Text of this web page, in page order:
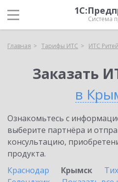
Система
Главная Тарифы ИТС ИТС
Заказать
в
Ознакомьтесь с
выберите партнёра и
консультацию,
продукта.
Краснодар
Крымск